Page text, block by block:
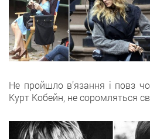
Не пройшло в’язання і повз
Курт Кобейн, не соромляться